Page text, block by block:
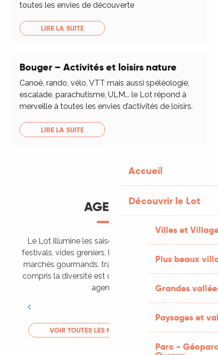
Accueil
Découvrir le Lot
Villes et
Plus beaux
Grandes
Paysages et
Parc -
toutes les envies de découverte
LIRE LA SUITE
Bouger – Activités et loisirs nature
Canoë, rando, vélo, VTT mais aussi spéléologie,
escalade, parachutisme, ULM... le Lot répond à
merveille à toutes les envies d’activités de loisirs.
LIRE LA SUITE
AGENDA
Le Lot illumine les saisons de ses animations :
festivals, vides greniers, brocantes, fêtes votives,
marchés gourmands, trails sportifs… Vous l’aurez
compris la diversité est de mise, alors tous à vos
agendas !
LIRE LA SUITE
VOIR TOUTES LES MANIFESTATIONS